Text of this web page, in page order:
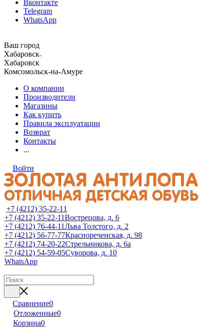
Вконтакте
Telegram
WhatsApp
Ваш город
Хабаровск
Хабаровск
Комсомольск-на-Амуре
О компании
Производители
Магазины
Как купить
Правила эксплуатации
Возврат
Контакты
...
Войти
+7 (4212) 35-22-11
+7 (4212) 35-22-11Вострецова, д. 6
+7 (4212) 76-44-11Льва Толстого, д. 2
+7 (4212) 56-77-77Краснореченская, д. 98
+7 (4212) 74-20-22Стрельникова, д. 6а
+7 (4212) 54-59-05Суворова, д. 10
WhatsApp
Сравнение0
Отложенные0
Корзина0